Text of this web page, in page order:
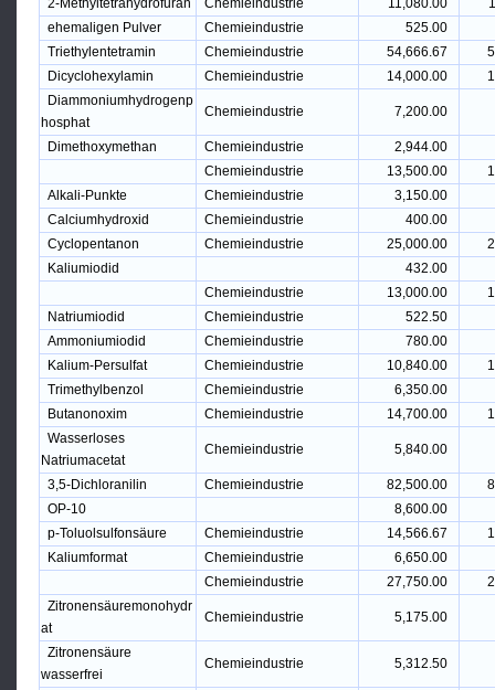
2-Methyltetrahydrofuran Chemieindustrie 11,080.00
ehemaligen Pulver
Chemieindustrie
525.00
Triethylentetramin
Chemieindustrie 54,666.67
Dicyclohexylamin
Chemieindustrie 14,000.00
Diammoniumhydrogenp
hosphat
Chemieindustrie 7,200.00
Dimethoxymethan Chemieindustrie
2,944.00
Chemieindustrie
13,500.00
Alkali-Punkte
Chemieindustrie
3,150.00
Calciumhydroxid
Chemieindustrie
400.00
Cyclopentanon
Chemieindustrie 25,000.00
Kaliumiodid
432.00
Chemieindustrie
13,000.00
Natriumiodid
Chemieindustrie
522.50
Ammoniumiodid
Chemieindustrie
780.00
Kalium-Persulfat
Chemieindustrie 10,840.00
Trimethylbenzol
Chemieindustrie
6,350.00
Butanonoxim
Chemieindustrie 14,700.00
Wasserloses
Natriumacetat
Chemieindustrie 5,840.00
3,5-Dichloranilin Chemieindustrie 82,500.00
OP-10
8,600.00
p-Toluolsulfonsäure
Chemieindustrie 14,566.67
Kaliumformat
Chemieindustrie
6,650.00
Chemieindustrie
27,750.00
Zitronensäuremonohydr
at
Chemieindustrie 5,175.00
Zitronensäure
wasserfrei
Chemieindustrie 5,312.50